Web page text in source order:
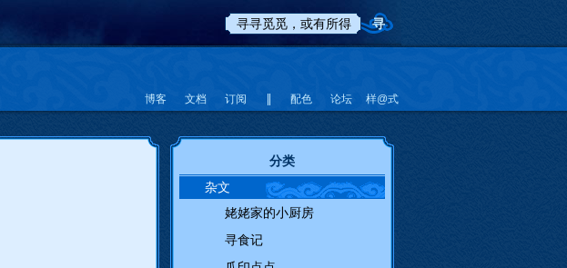
博客 文档 订阅 配色 论坛 样@式
分类
杂文
姥姥家的小厨房
寻食记